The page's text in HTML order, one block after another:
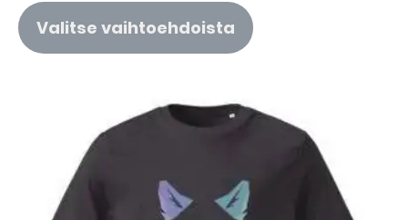
Valitse vaihtoehdoista